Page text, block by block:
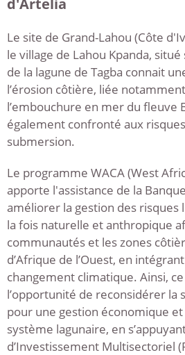
Le site de Grand-Lahou (Côte
le village de Lahou Kpanda,
de la lagune de Tagba connait
l’érosion côtière, liée
l’embouchure en mer du fleuve
également confronté aux
submersion.
Le programme WACA (West
apporte l'assistance de la
améliorer la gestion des risques
la fois naturelle et anthropique
communautés et les zones
d’Afrique de l’Ouest, en
changement climatique. Ainsi,
l’opportunité de reconsidérer la
pour une gestion économique
système lagunaire, en
d’Investissement Multisectoriel